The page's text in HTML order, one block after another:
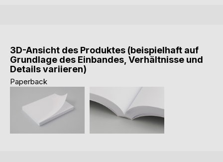
3D-Ansicht des Produktes (beispielhaft auf
Grundlage des Einbandes, Verhältnisse und
Details variieren)
Paperback